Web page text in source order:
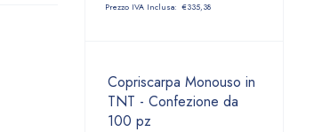
Prezzo IVA Inclusa: €335,38
Copriscarpa Monouso in
TNT - Confezione da
100 pz